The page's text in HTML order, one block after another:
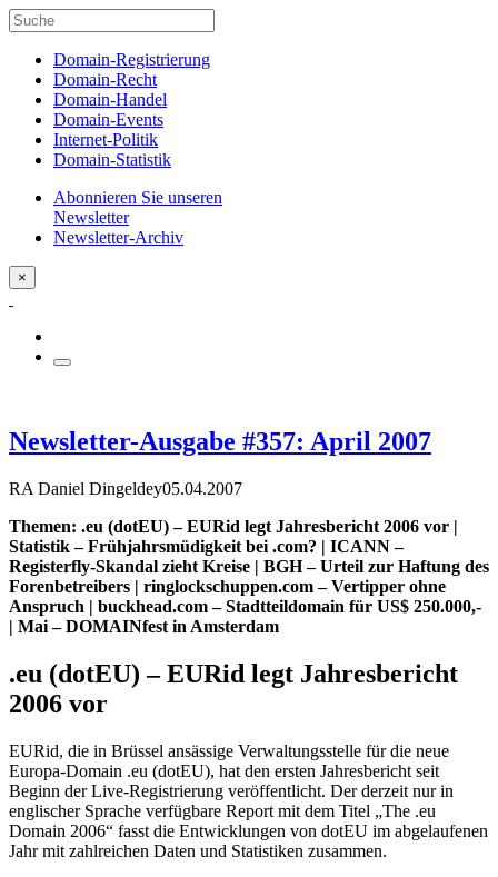
Domain-Registrierung
Domain-Recht
Domain-Handel
Domain-Events
Internet-Politik
Domain-Statistik
Abonnieren Sie unseren
Newsletter
Newsletter-Archiv
×
Newsletter-Ausgabe #357: April 2007
RA Daniel Dingeldey05.04.2007
Themen: .eu (dotEU) – EURid legt Jahresbericht 2006 vor |
Statistik – Frühjahrsmüdigkeit bei .com? | ICANN –
Registerfly-Skandal zieht Kreise | BGH – Urteil zur Haftung des
Forenbetreibers | ringlockschuppen.com – Vertipper ohne
Anspruch | buckhead.com – Stadtteildomain für US$ 250.000,-
| Mai – DOMAINfest in Amsterdam
.eu (dotEU) – EURid legt Jahresbericht
2006 vor
EURid, die in Brüssel ansässige Verwaltungsstelle für die neue
Europa-Domain .eu (dotEU), hat den ersten Jahresbericht seit
Beginn der Live-Registrierung veröffentlicht. Der derzeit nur in
englischer Sprache verfügbare Report mit dem Titel „The .eu
Domain 2006“ fasst die Entwicklungen von dotEU im abgelaufenen
Jahr mit zahlreichen Daten und Statistiken zusammen.